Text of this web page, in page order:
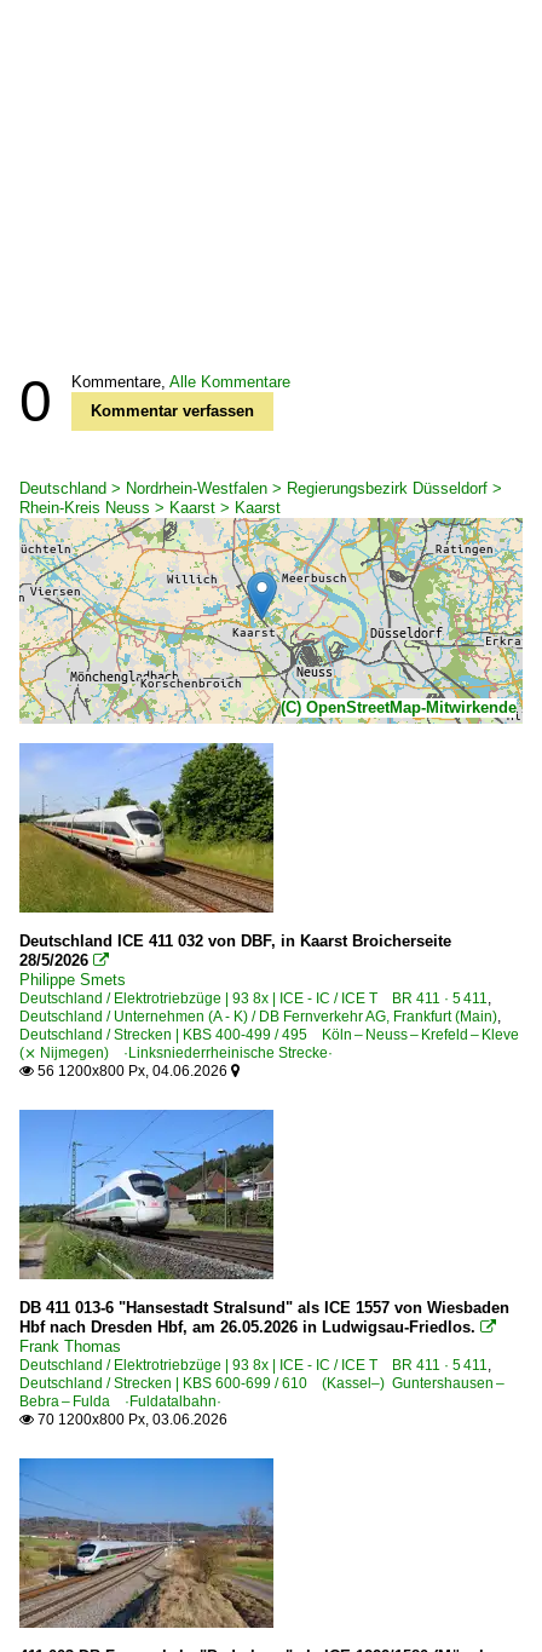
0 Kommentare, Alle Kommentare
Kommentar verfassen
Deutschland > Nordrhein-Westfalen > Regierungsbezirk Düsseldorf >
Rhein-Kreis Neuss > Kaarst > Kaarst
(C) OpenStreetMap-Mitwirkende
Deutschland ICE 411 032 von DBF, in Kaarst Broicherseite
28/5/2026 
Philippe Smets
Deutschland / Elektrotriebzüge | 93 8x | ICE - IC / ICE T BR 411 · 5 411,
Deutschland / Unternehmen (A - K) / DB Fernverkehr AG, Frankfurt (Main),
Deutschland / Strecken | KBS 400-499 / 495 Köln – Neuss – Krefeld – Kleve
(⨯ Nijmegen) ·Linksniederrheinische Strecke·
 56 1200x800 Px, 04.06.2026 
DB 411 013-6 "Hansestadt Stralsund" als ICE 1557 von Wiesbaden
Hbf nach Dresden Hbf, am 26.05.2026 in Ludwigsau-Friedlos. 
Frank Thomas
Deutschland / Elektrotriebzüge | 93 8x | ICE - IC / ICE T BR 411 · 5 411,
Deutschland / Strecken | KBS 600-699 / 610 (Kassel–) Guntershausen –
Bebra – Fulda ·Fuldatalbahn·
 70 1200x800 Px, 03.06.2026